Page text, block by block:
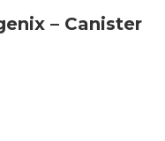
– Canister